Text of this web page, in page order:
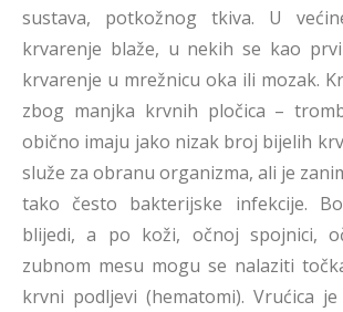
sustava, potkožnog tkiva. U
krvarenje blaže, u nekih se kao
krvarenje u mrežnicu oka ili mozak.
zbog manjka krvnih pločica –
obično imaju jako nizak broj bijelih
služe za obranu organizma, ali je
tako često bakterijske infekcije.
blijedi, a po koži, očnoj spojnici,
zubnom mesu mogu se nalaziti
krvni podljevi (hematomi). Vrućica